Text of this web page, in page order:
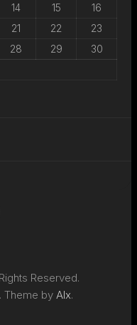
14 15
16
21 22
23
28 29
30
Reserved.
. Theme by Alx.